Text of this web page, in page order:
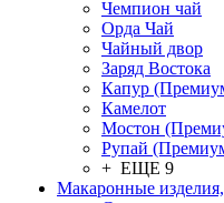
Чемпион чай
Орда Чай
Чайный двор
Заряд Востока
Капур
Камелот
Мостон
Рупай
+ ЕЩЕ 9
Макаронные изделия,